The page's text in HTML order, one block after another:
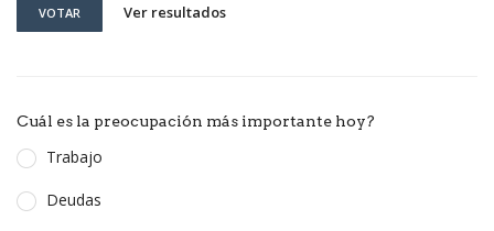
VOTAR Ver resultados
Cuál es la preocupación más importante hoy?
Trabajo
Deudas